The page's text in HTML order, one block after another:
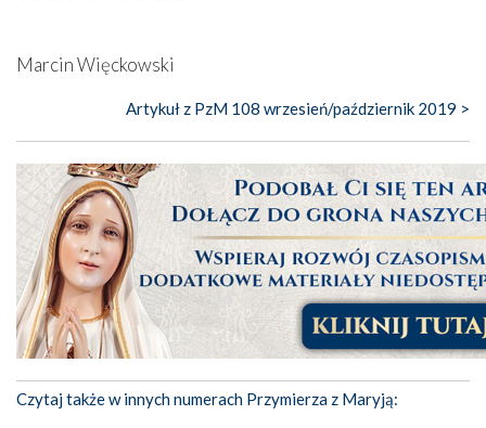
Marcin Więckowski
Artykuł z PzM 108 wrzesień/październik 2019 >
Czytaj także w innych numerach Przymierza z Maryją: